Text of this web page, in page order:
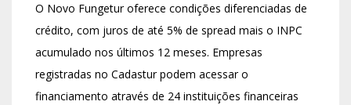
O Novo Fungetur oferece condições diferenciadas de
crédito, com juros de até 5% de spread mais o INPC
acumulado nos últimos 12 meses. Empresas
registradas no Cadastur podem acessar o
financiamento através de 24 instituições financeiras